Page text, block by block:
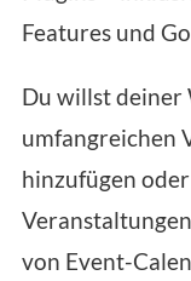
Features und
Du willst deiner
umfangreichen
hinzufügen
von Event-